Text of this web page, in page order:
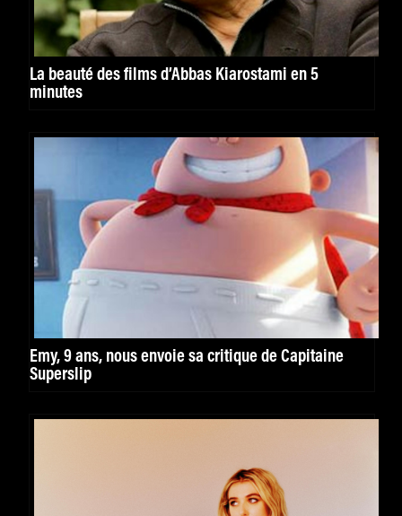
La beauté des films d’Abbas Kiarostami en 5
minutes
Emy, 9 ans, nous envoie sa critique de Capitaine
Superslip